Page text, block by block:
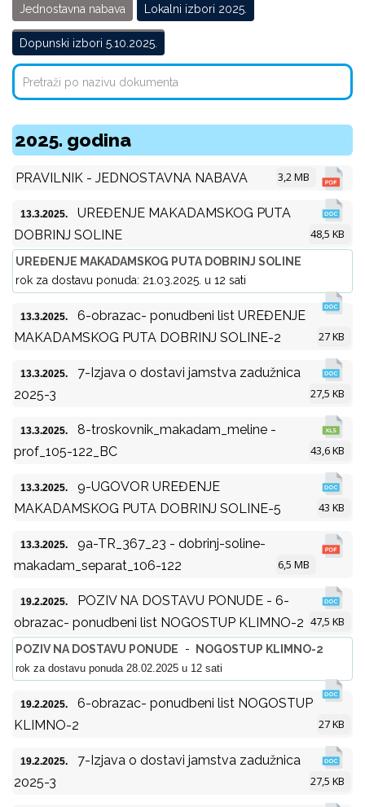
Jednostavna nabava Lokalni izbori 2025.
Dopunski izbori 5.10.2025.
2025. godina
PRAVILNIK - JEDNOSTAVNA NABAVA 3,2 MB
13.3.2025.
UREĐENJE MAKADAMSKOG PUTA
DOBRINJ SOLINE
48,5 KB
UREĐENJE MAKADAMSKOG PUTA DOBRINJ SOLINE
rok za dostavu ponuda: 21.03.2025. u 12 sati
13.3.2025.
6-obrazac- ponudbeni list UREĐENJE
MAKADAMSKOG PUTA DOBRINJ SOLINE-2
27 KB
13.3.2025.
7-Izjava o dostavi jamstva zadužnica
2025-3
27,5 KB
13.3.2025.
8-troskovnik_makadam_meline -
prof_105-122_BC
43,6 KB
13.3.2025.
9-UGOVOR UREĐENJE
MAKADAMSKOG PUTA DOBRINJ SOLINE-5
43 KB
13.3.2025.
9a-TR_367_23 - dobrinj-soline-
makadam_separat_106-122
6,5 MB
19.2.2025.
POZIV NA DOSTAVU PONUDE - 6-
obrazac- ponudbeni list NOGOSTUP KLIMNO-2 47,5 KB
POZIV NA DOSTAVU PONUDE - NOGOSTUP KLIMNO-2
rok za dostavu ponuda 28.02.2025 u 12 sati
19.2.2025.
6-obrazac- ponudbeni list NOGOSTUP
KLIMNO-2
27 KB
19.2.2025.
7-Izjava o dostavi jamstva zadužnica
2025-3
27,5 KB